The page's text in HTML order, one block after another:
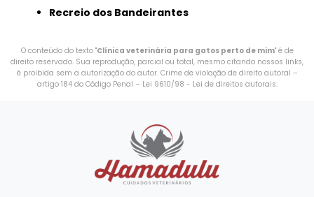
Recreio dos Bandeirantes
O conteúdo do texto "Clínica veterinária para gatos perto de mim" é de
direito reservado. Sua reprodução, parcial ou total, mesmo citando nossos links,
é proibida sem a autorização do autor. Crime de violação de direito autoral –
artigo 184 do Código Penal – Lei 9610/98 - Lei de direitos autorais.